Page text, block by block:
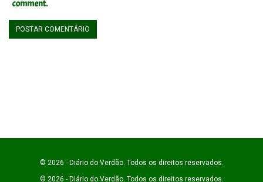
comment.
© 2026 - Diário do Verdão. Todos os direitos reservados.
© 2026 - Diário do Verdão. Todos os direitos reservados.